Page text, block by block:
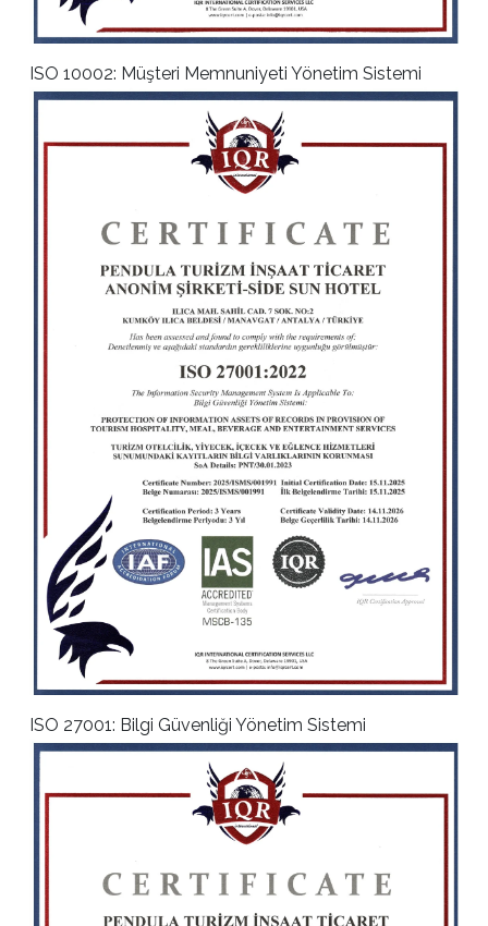
ISO 10002: Müşteri Memnuniyeti Yönetim Sistemi
ISO 27001: Bilgi Güvenliği Yönetim Sistemi